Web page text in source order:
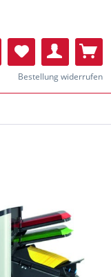
Bestellung widerrufen